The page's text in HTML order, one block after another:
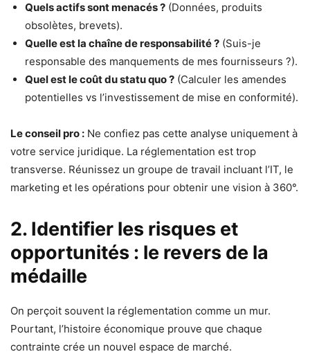
Quels actifs sont menacés ? (Données, produits
obsolètes, brevets).
Quelle est la chaîne de responsabilité ? (Suis-je
responsable des manquements de mes fournisseurs ?).
Quel est le coût du statu quo ? (Calculer les amendes
potentielles vs l’investissement de mise en conformité).
Le conseil pro : Ne confiez pas cette analyse uniquement à
votre service juridique. La réglementation est trop
transverse. Réunissez un groupe de travail incluant l’IT, le
marketing et les opérations pour obtenir une vision à 360°.
2. Identifier les risques et
opportunités : le revers de la
médaille
On perçoit souvent la réglementation comme un mur.
Pourtant, l’histoire économique prouve que chaque
contrainte crée un nouvel espace de marché.